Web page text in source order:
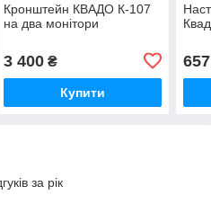
Кронштейн КВАДО К-107
на два монітори
3 400₴
Купити
657
за рік